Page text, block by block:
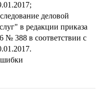
деловой
в редакции приказа
№ 388 в соответствии с